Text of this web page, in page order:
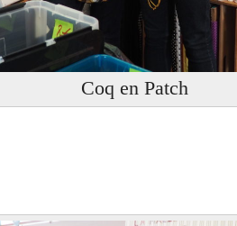
Coq en Patch